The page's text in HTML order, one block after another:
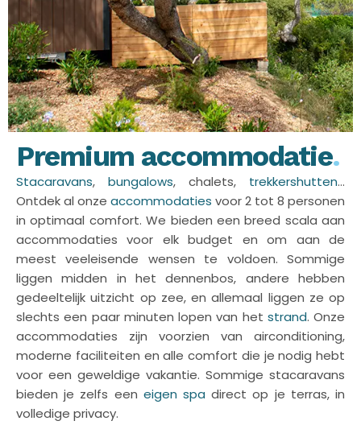
Premium accommodatie.
Stacaravans, bungalows, chalets, trekkershutten…
Ontdek al onze accommodaties voor 2 tot 8 personen
in optimaal comfort. We bieden een breed scala aan
accommodaties voor elk budget en om aan de
meest veeleisende wensen te voldoen. Sommige
liggen midden in het dennenbos, andere hebben
gedeeltelijk uitzicht op zee, en allemaal liggen ze op
slechts een paar minuten lopen van het strand. Onze
accommodaties zijn voorzien van airconditioning,
moderne faciliteiten en alle comfort die je nodig hebt
voor een geweldige vakantie. Sommige stacaravans
bieden je zelfs een eigen spa direct op je terras, in
volledige privacy.